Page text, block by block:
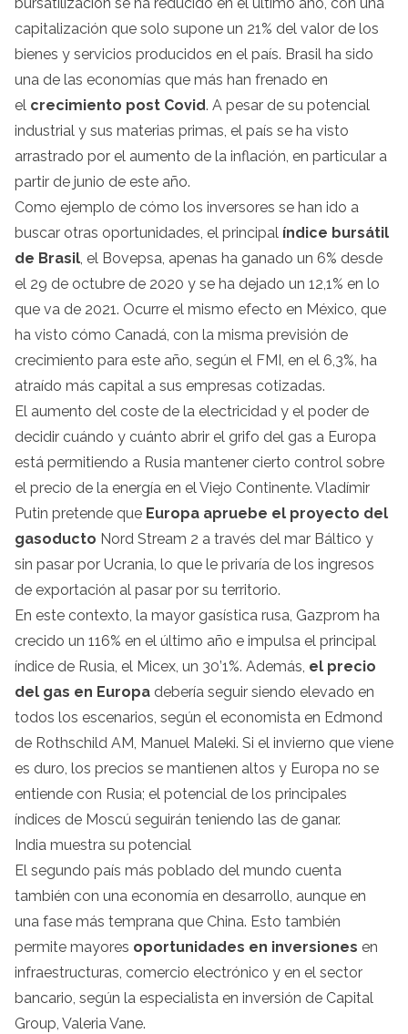
bursatilización se ha reducido en el último año, con una
capitalización que solo supone un 21% del valor de los
bienes y servicios producidos en el país. Brasil ha sido
una de las economías que más han frenado en
el crecimiento post Covid. A pesar de su potencial
industrial y sus materias primas, el país se ha visto
arrastrado por el aumento de la inflación, en particular a
partir de junio de este año.
Como ejemplo de cómo los inversores se han ido a
buscar otras oportunidades, el principal índice bursátil
de Brasil, el Bovepsa, apenas ha ganado un 6% desde
el 29 de octubre de 2020 y se ha dejado un 12,1% en lo
que va de 2021. Ocurre el mismo efecto en México, que
ha visto cómo Canadá, con la misma previsión de
crecimiento para este año, según el FMI, en el 6,3%, ha
atraído más capital a sus empresas cotizadas.
El aumento del coste de la electricidad y el poder de
decidir cuándo y cuánto abrir el grifo del gas a Europa
está permitiendo a Rusia mantener cierto control sobre
el precio de la energía en el Viejo Continente. Vladímir
Putin pretende que Europa apruebe el proyecto del
gasoducto Nord Stream 2 a través del mar Báltico y
sin pasar por Ucrania, lo que le privaría de los ingresos
de exportación al pasar por su territorio.
En este contexto, la mayor gasística rusa, Gazprom ha
crecido un 116% en el último año e impulsa el principal
índice de Rusia, el Micex, un 30’1%. Además, el precio
del gas en Europa debería seguir siendo elevado en
todos los escenarios, según el economista en Edmond
de Rothschild AM, Manuel Maleki. Si el invierno que viene
es duro, los precios se mantienen altos y Europa no se
entiende con Rusia; el potencial de los principales
índices de Moscú seguirán teniendo las de ganar.
India muestra su potencial
El segundo país más poblado del mundo cuenta
también con una economía en desarrollo, aunque en
una fase más temprana que China. Esto también
permite mayores oportunidades en inversiones en
infraestructuras, comercio electrónico y en el sector
bancario, según la especialista en inversión de Capital
Group, Valeria Vane.